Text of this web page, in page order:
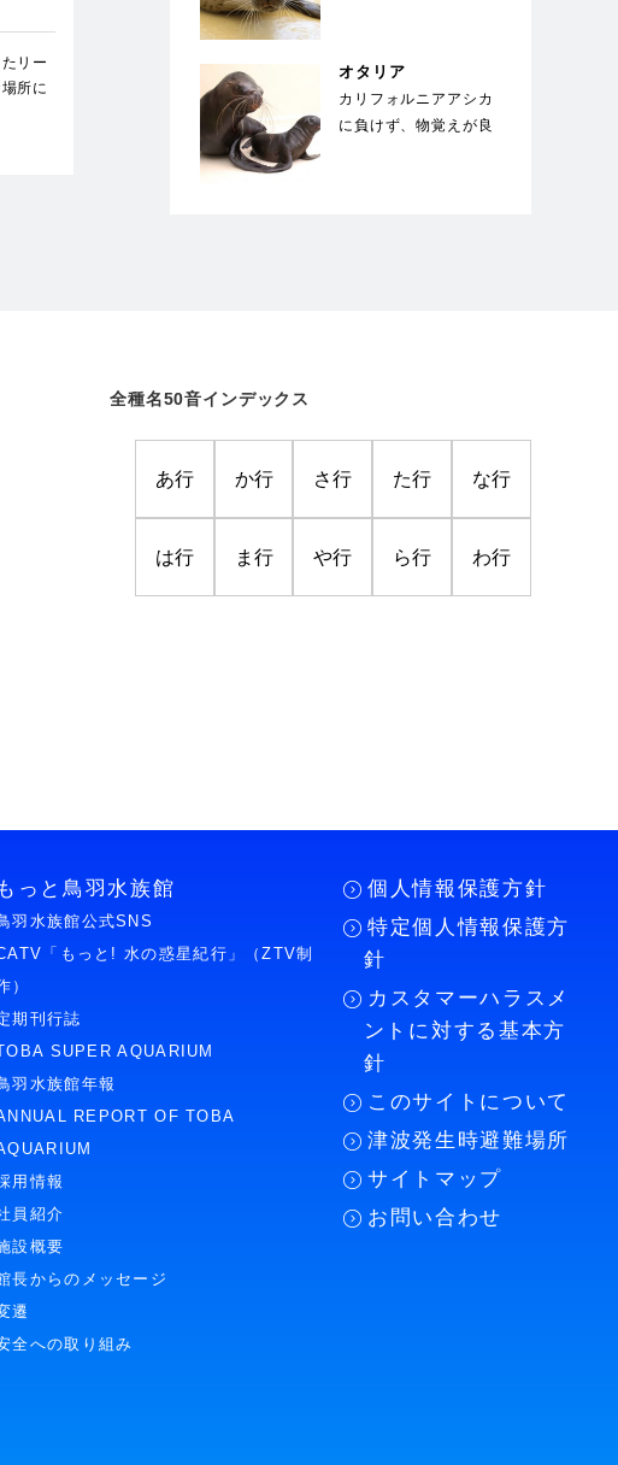
リー
所に
数…
オタリア
カリフォルニアアシカ
に負けず、物覚えが良
全種名50音インデックス
あ行 か行 さ行 た行 な行
は行 ま行 や行 ら行 わ行
もっと鳥羽水族館
羽水族館公式SNS
「もっと! 水の惑星紀行」（ZTV制
）
期刊行誌
SUPER AQUARIUM
羽水族館年報
REPORT OF TOBA
用情報
員紹介
設概要
長からのメッセージ
遷
全への取り組み
個人情報保護方針
特定個人情報保護方
針
カスタマーハラスメ
ントに対する基本方
針
このサイトについて
津波発生時避難場所
サイトマップ
お問い合わせ